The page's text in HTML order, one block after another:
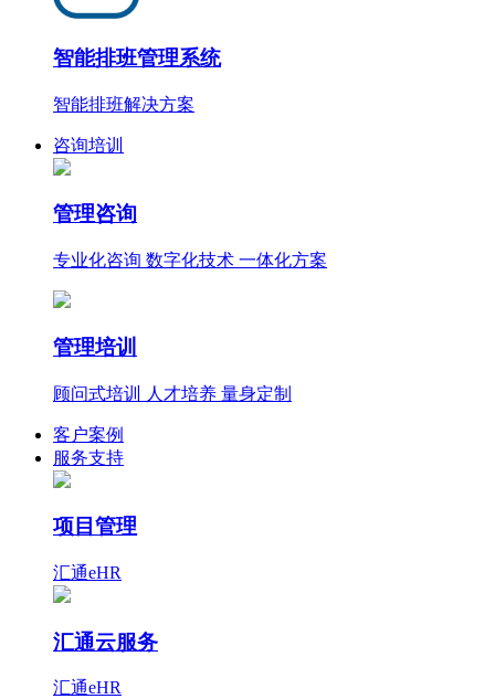
智能排班管理系统
智能排班解决方案
咨询培训
管理咨询
专业化咨询 数字化技术 一体化方案
管理培训
顾问式培训 人才培养 量身定制
客户案例
服务支持
项目管理
汇通eHR
汇通云服务
汇通eHR